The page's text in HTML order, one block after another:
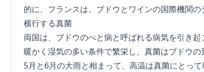
的に、フランスは、ブドウとワインの国際機関の
横行する真菌
両国は、ブドウのべと病と呼ばれる病気を引き
暖かく湿気の多い条件で繁栄し、真菌はブドウ
5月と6月の大雨と相まって、高温は真菌にとっ